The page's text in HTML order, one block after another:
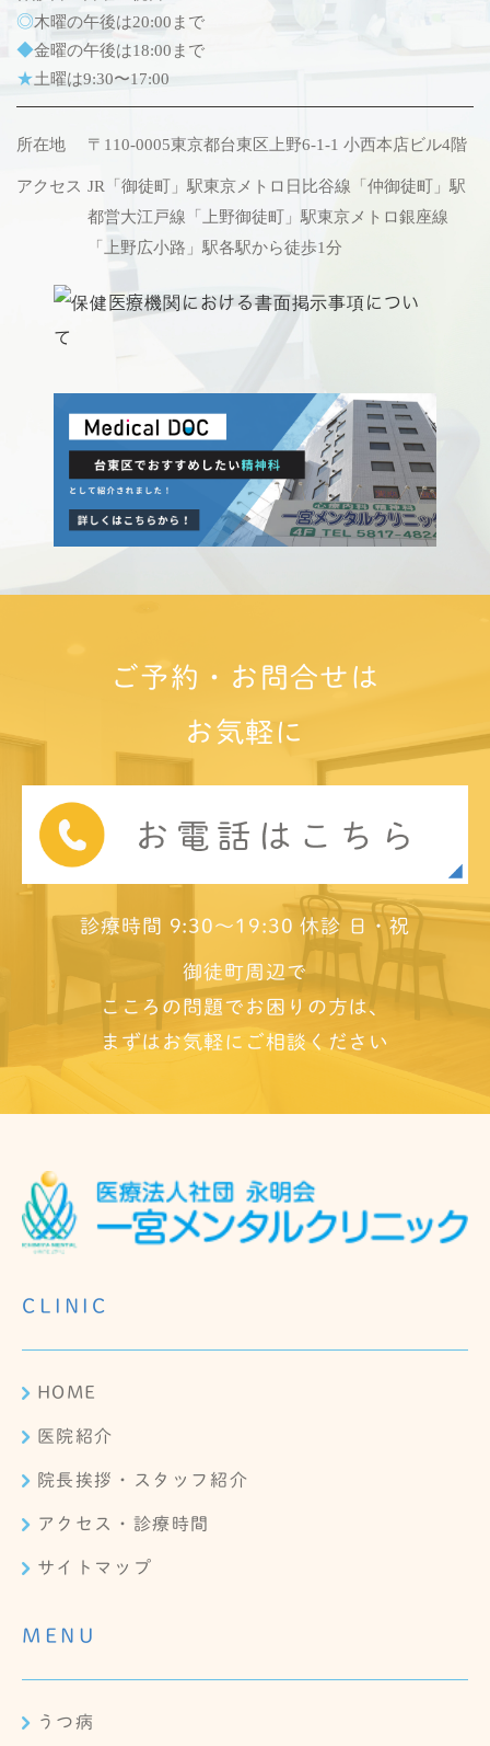
◎木曜の午後は20:00まで
◆金曜の午後は18:00まで
★土曜は9:30〜17:00
所在地 〒110-0005東京都台東区上野6-1-1 小西本店ビル4階
アクセス JR「御徒町」駅東京メトロ日比谷線「仲御徒町」駅
都営大江戸線「上野御徒町」駅東京メトロ銀座線
「上野広小路」駅各駅から徒歩1分
ご予約・お問合せは
お気軽に
診療時間 9:30～19:30 休診 日・祝
御徒町周辺で
こころの問題でお困りの方は、
まずはお気軽にご相談ください
CLINIC
HOME
医院紹介
院長挨拶・スタッフ紹介
アクセス・診療時間
サイトマップ
MENU
うつ病